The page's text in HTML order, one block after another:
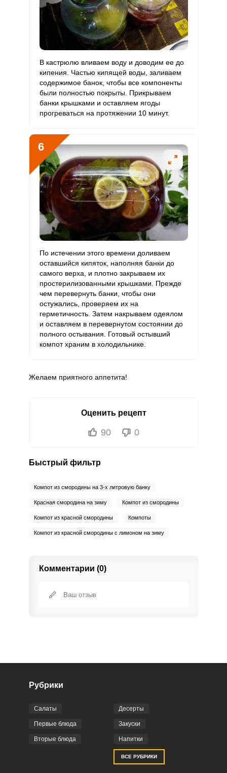
Ванадий 6.4 мкг 20 мкг 1.8 10.7
Молибден 142.6 мкг 70 мкг 11.4 67.9
В кастрюлю вливаем воду и доводим ее до
кипения. Частью кипящей воды, заливаем
содержимое банок, чтобы все компоненты
были полностью покрыты. Прикрываем
банки крышками и оставляем ягоды
прогреваться на протяжении 10 минут.
6
По истечении этого времени доливаем
оставшийся кипяток, наполняя банки до
самого верха, и плотно закрываем их
простерилизованными крышками. Прежде
чем перевернуть банки, чтобы они
остужались, проверяем их на
герметичность. Затем накрываем одеялом
и оставляем в перевернутом состоянии до
полного остывания. Готовый остывший
компот храним в холодильнике.
Желаем приятного аппетита!
Оценить рецепт
90 0
Быстрый фильтр
Компот из смородины на 3-х литровую банку
Красная смородина на зиму Компот из смородины
Компот из красной смородины Компоты
Компот из красной смородины с лимоном на зиму
Комментарии (0)
Фото до 4 шт, до 5 mb
Отправляя эту форму, вы соглашаетесь с
Политикой
Рубрики
Салаты
Первые блюда
Вторые блюда
Десерты
Закуски
Напитки
ВСЕ РУБРИКИ